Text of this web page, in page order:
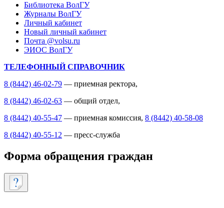
Библиотека ВолГУ
Журналы ВолГУ
Личный кабинет
Новый личный кабинет
Почта @volsu.ru
ЭИОС ВолГУ
ТЕЛЕФОННЫЙ СПРАВОЧНИК
8 (8442) 46-02-79 — приемная ректора,
8 (8442) 46-02-63 — общий отдел,
8 (8442) 40-55-47 — приемная комиссия, 8 (8442) 40-58-08
8 (8442) 40-55-12 — пресс-служба
Форма обращения граждан